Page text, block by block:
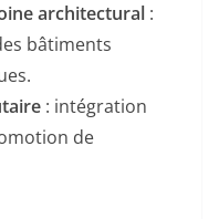
architectural :
bâtiments
: intégration
de